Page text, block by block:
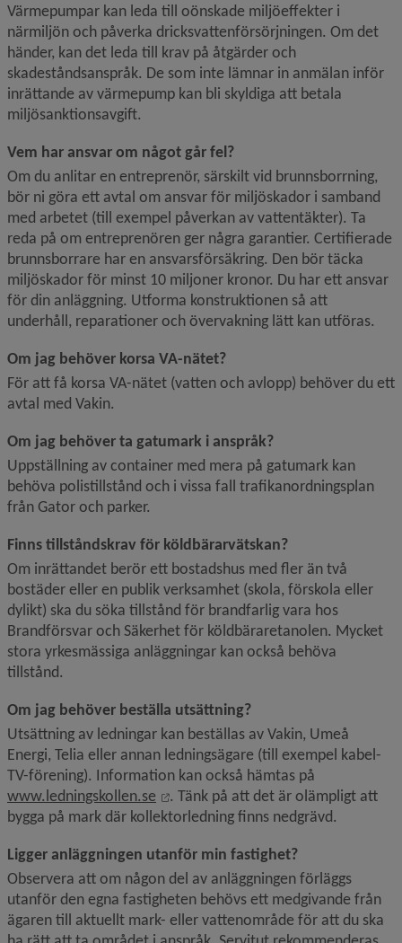
Värmepumpar kan leda till oönskade miljöeffekter i
närmiljön och påverka dricksvattenförsörjningen. Om det
händer, kan det leda till krav på åtgärder och
skadeståndsanspråk. De som inte lämnar in anmälan inför
inrättande av värme­pump kan bli skyldiga att betala
miljösanktionsavgift.
Vem har ansvar om något går fel?
Om du anlitar en entreprenör, särskilt vid brunnsborrning,
bör ni göra ett avtal om ansvar för miljöskador i samband
med arbetet (till exempel påverkan av vattentäkter). Ta
reda på om entreprenören ger några garantier. Certifierade
brunnsborrare har en ansvarsförsäkring. Den bör täcka
miljöskador för minst 10 miljoner kronor. Du har ett ansvar
för din anläggning. Utforma konstruktionen så att
underhåll, reparationer och övervakning lätt kan utföras.
Om jag behöver korsa VA-nätet?
För att få korsa VA-nätet (vatten och avlopp) behöver du ett
avtal med Vakin.
Om jag behöver ta gatumark i anspråk?
Uppställning av container med mera på gatumark kan
behöva polistillstånd och i vissa fall trafikanordningsplan
från Gator och parker.
Finns tillståndskrav för köldbärarvätskan?
Om inrättandet berör ett bostadshus med fler än två
bostäder eller en publik verksamhet (skola, förskola eller
dylikt) ska du söka tillstånd för brandfarlig vara hos
Brandförsvar och Säkerhet för köldbäraretanolen. Mycket
stora yrkes­mässiga anläggningar kan också behöva
tillstånd.
Om jag behöver beställa utsättning?
Utsättning av ledningar kan beställas av Vakin, Umeå
Energi, Telia eller annan ledningsägare (till exempel kabel-
www.ledningskollen.se
Länk till annan webbplats, öppnas
. Tänk på att det är olämpligt att
bygga på mark där kollektorledning finns nedgrävd.
Ligger anläggningen utanför min fastighet?
Observera att om någon del av anläggningen förläggs
utanför den egna fastigheten behövs ett medgivande från
ägaren till aktuellt mark- eller vattenområde för att du ska